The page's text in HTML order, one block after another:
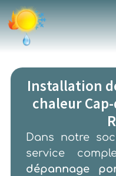
Installation
chaleur Cap-
Dans notre
service
dépannage